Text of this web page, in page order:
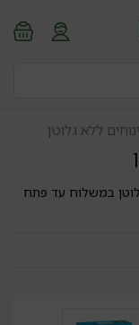
ללא גלוטן
במשלוח עד פתח